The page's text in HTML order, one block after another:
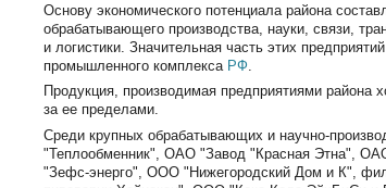
Основу экономического потенциала района
обрабатывающего производства, науки, связи,
и логистики. Значительная часть этих
промышленного комплекса РФ
Продукция, производимая предприятиями района
за ее пределами.
Среди крупных обрабатывающих и научно-
"Теплообменник", ОАО "Завод "Красная Этна",
"Зефс-энерго", ООО "Нижегородский Дом и К",